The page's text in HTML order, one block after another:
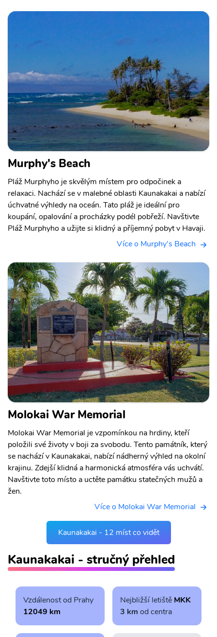
Murphy's Beach
Pláž Murphyho je skvělým místem pro odpočinek a
relaxaci. Nachází se v malebné oblasti Kaunakakai a nabízí
úchvatné výhledy na oceán. Tato pláž je ideální pro
koupání, opalování a procházky podél pobřeží. Navštivte
Pláž Murphyho a užijte si klidný a příjemný pobyt v Havaji.
Více o Murphy's Beach
Molokai War Memorial
Molokai War Memorial je vzpomínkou na hrdiny, kteří
položili své životy v boji za svobodu. Tento památník, který
se nachází v Kaunakakai, nabízí nádherný výhled na okolní
krajinu. Zdejší klidná a harmonická atmosféra vás uchvátí.
Navštivte toto místo a uctěte památku statečných mužů a
žen.
Více o Molokai War Memorial
Kaunakakai - 12 míst co vidět
Kaunakakai - stručný přehled
Vzdálenost od Prahy
12049 km
Nejbližší letiště MKK
3 km od centra